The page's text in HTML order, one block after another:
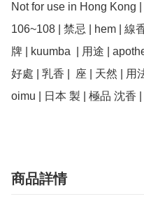
Not for use in Hong Kong
106~108 | 禁忌 | hem | 線
牌 | kuumba  | 用途 |
好處 | 乳香 |  座 | 天然 | 用
商品詳情